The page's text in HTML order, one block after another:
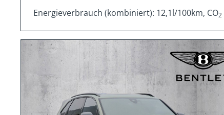
Energieverbrauch (kombiniert): 12,1l/100km, CO2